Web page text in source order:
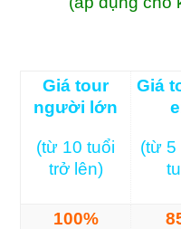
Giá tour
người lớn
(từ 10 tuổi
trở lên)
Giá
(từ 5
100%